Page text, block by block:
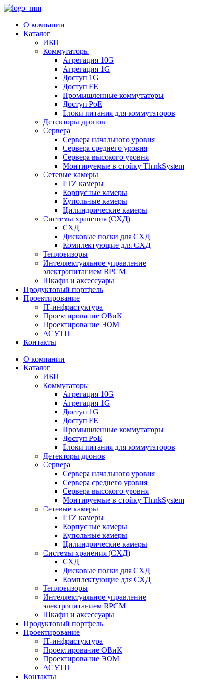
О компании
Каталог
ИБП
Коммутаторы
Агрегация 10G
Агрегация 1G
Доступ 1G
Доступ FE
Промышленные коммутаторы
Доступ PoE
Блоки питания для коммутаторов
Детекторы дронов
Сервера
Сервера начального уровня
Сервера среднего уровня
Сервера высокого уровня
Монтируемые в стойку ThinkSystem
Сетевые камеры
PTZ камеры
Корпусные камеры
Купольные камеры
Цилиндрические камеры
Системы хранения (СХД)
СХД
Дисковые полки для СХД
Комплектующие для СХД
Тепловизоры
Интеллектуальное управление
электропитанием RPCM
Шкафы и аксессуары
Продуктовый портфель
Проектирование
IT-инфрастуктура
Проектирование ОВиК
Проектирование ЭОМ
АСУТП
Контакты
О компании
Каталог
ИБП
Коммутаторы
Агрегация 10G
Агрегация 1G
Доступ 1G
Доступ FE
Промышленные коммутаторы
Доступ PoE
Блоки питания для коммутаторов
Детекторы дронов
Сервера
Сервера начального уровня
Сервера среднего уровня
Сервера высокого уровня
Монтируемые в стойку ThinkSystem
Сетевые камеры
PTZ камеры
Корпусные камеры
Купольные камеры
Цилиндрические камеры
Системы хранения (СХД)
СХД
Дисковые полки для СХД
Комплектующие для СХД
Тепловизоры
Интеллектуальное управление
электропитанием RPCM
Шкафы и аксессуары
Продуктовый портфель
Проектирование
IT-инфрастуктура
Проектирование ОВиК
Проектирование ЭОМ
АСУТП
Контакты